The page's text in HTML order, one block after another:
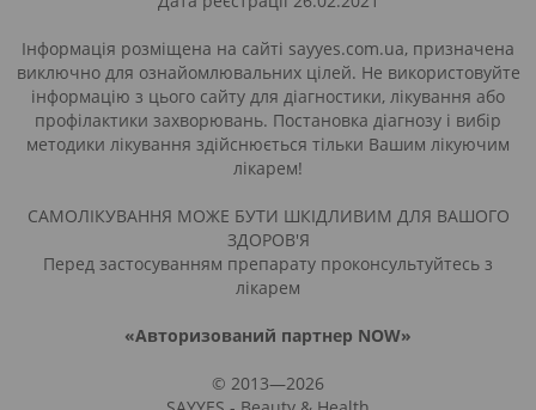
Інформація розміщена на сайті sayyes.com.ua, призначена
виключно для ознайомлювальних цілей. Не використовуйте
інформацію з цього сайту для діагностики, лікування або
профілактики захворювань. Постановка діагнозу і вибір
методики лікування здійснюється тільки Вашим лікуючим
лікарем!
САМОЛІКУВАННЯ МОЖЕ БУТИ ШКІДЛИВИМ ДЛЯ ВАШОГО
ЗДОРОВ'Я
Перед застосуванням препарату проконсультуйтесь з
лікарем
«Авторизований партнер NOW»
© 2013—2026